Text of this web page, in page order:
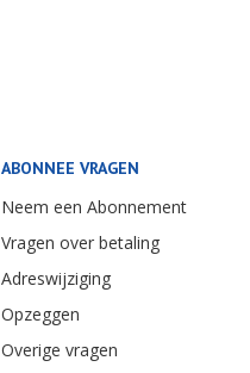
ABONNEE VRAGEN
Neem een Abonnement
Vragen over betaling
Adreswijziging
Opzeggen
Overige vragen